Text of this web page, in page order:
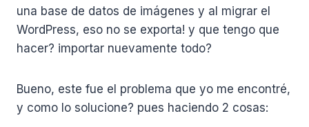
una base de datos de imágenes y al migrar el
WordPress, eso no se exporta! y que tengo que
hacer? importar nuevamente todo?
Bueno, este fue el problema que yo me encontré,
y como lo solucione? pues haciendo 2 cosas: